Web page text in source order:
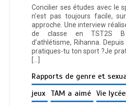
Concilier ses études avec le
n’est pas toujours facile,
approche. Une interview
de classe en TST2S B
d’athlétisme, Rihanna.
pratiques-tu ton sport ?Je
[…]
Rapports de genre et
jeux TAM a aimé Vie